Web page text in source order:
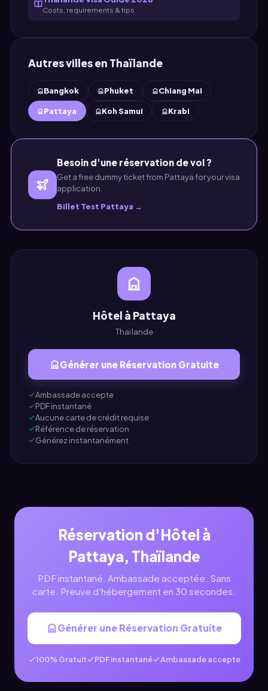
Costs, requirements & tips
Autres villes en Thaïlande
Bangkok Phuket Chiang Mai
Pattaya Koh Samui Krabi
Besoin d'une réservation de vol ?
Get a free dummy ticket from Pattaya for your visa
application.
Billet Test Pattaya →
Hôtel à Pattaya
Thaïlande
Générer une Réservation Gratuite
Ambassade accepte
PDF instantané
Aucune carte de crédit requise
Référence de réservation
Générez instantanément
Réservation d'Hôtel à
Pattaya, Thaïlande
PDF instantané. Ambassade acceptée. Sans
carte. Preuve d'hébergement en 30 secondes.
Générer une Réservation Gratuite
100% Gratuit PDF instantané Ambassade accepte